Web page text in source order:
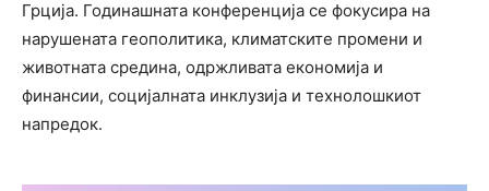
Грција. Годинашната конференција се фокусира на
нарушената геополитика, климатските промени и
животната средина, одржливата економија и
финансии, социјалната инклузија и технолошкиот
напредок.